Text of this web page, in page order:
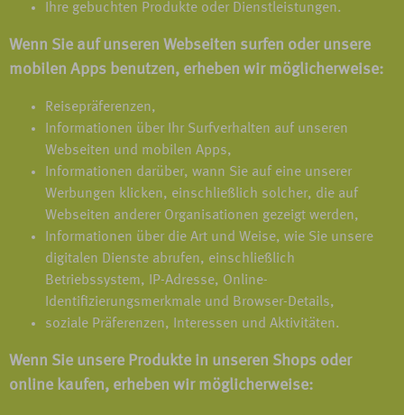
Ihre gebuchten Produkte oder Dienstleistungen.
Wenn Sie auf unseren Webseiten surfen oder unsere
mobilen Apps benutzen, erheben wir möglicherweise:
Reisepräferenzen,
Informationen über Ihr Surfverhalten auf unseren
Webseiten und mobilen Apps,
Informationen darüber, wann Sie auf eine unserer
Werbungen klicken, einschließlich solcher, die auf
Webseiten anderer Organisationen gezeigt werden,
Informationen über die Art und Weise, wie Sie unsere
digitalen Dienste abrufen, einschließlich
Betriebssystem, IP-Adresse, Online-
Identifizierungsmerkmale und Browser-Details,
soziale Präferenzen, Interessen und Aktivitäten.
Wenn Sie unsere Produkte in unseren Shops oder
online kaufen, erheben wir möglicherweise: